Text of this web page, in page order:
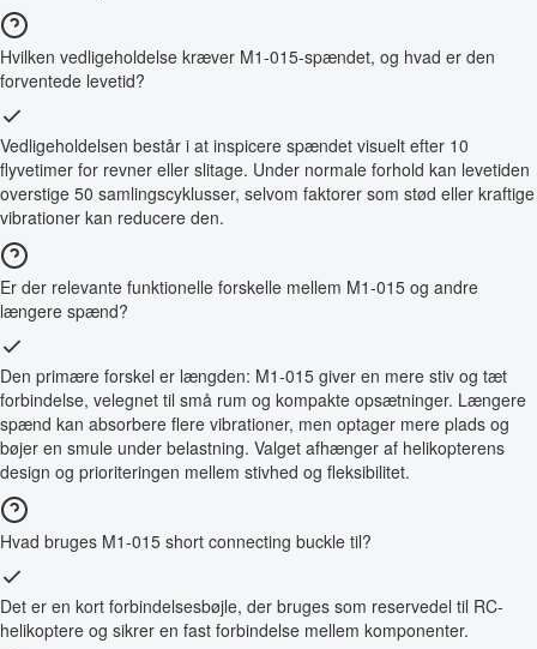
Hvilken vedligeholdelse kræver M1-015-spændet, og hvad er den
forventede levetid?
Vedligeholdelsen består i at inspicere spændet visuelt efter 10
flyvetimer for revner eller slitage. Under normale forhold kan levetiden
overstige 50 samlingscyklusser, selvom faktorer som stød eller kraftige
vibrationer kan reducere den.
Er der relevante funktionelle forskelle mellem M1-015 og andre
længere spænd?
Den primære forskel er længden: M1-015 giver en mere stiv og tæt
forbindelse, velegnet til små rum og kompakte opsætninger. Længere
spænd kan absorbere flere vibrationer, men optager mere plads og
bøjer en smule under belastning. Valget afhænger af helikopterens
design og prioriteringen mellem stivhed og fleksibilitet.
Hvad bruges M1-015 short connecting buckle til?
Det er en kort forbindelsesbøjle, der bruges som reservedel til RC-
helikoptere og sikrer en fast forbindelse mellem komponenter.